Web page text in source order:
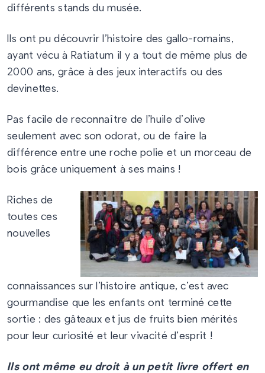
différents stands du musée.
Ils ont pu découvrir l’histoire des gallo-romains,
ayant vécu à Ratiatum il y a tout de même plus de
2000 ans, grâce à des jeux interactifs ou des
devinettes.
Pas facile de reconnaître de l’huile d’olive
seulement avec son odorat, ou de faire la
différence entre une roche polie et un morceau de
bois grâce uniquement à ses mains !
Riches de
toutes ces
nouvelles
connaissances sur l’histoire antique, c’est avec
gourmandise que les enfants ont terminé cette
sortie : des gâteaux et jus de fruits bien mérités
pour leur curiosité et leur vivacité d’esprit !
Ils ont même eu droit à un petit livre offert en